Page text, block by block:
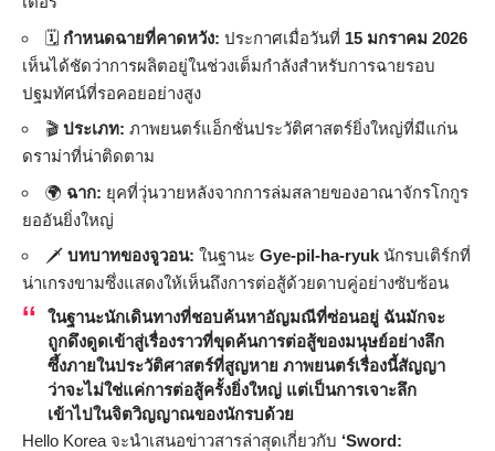
🗓️ กำหนดฉายที่คาดหวัง: ประกาศเมื่อวันที่ 15 มกราคม 2026
เห็นได้ชัดว่าการผลิตอยู่ในช่วงเต็มกำลังสำหรับการฉายรอบ
ปฐมทัศน์ที่รอคอยอย่างสูง
🎬 ประเภท: ภาพยนตร์แอ็กชั่นประวัติศาสตร์ยิ่งใหญ่ที่มีแก่น
ดราม่าที่น่าติดตาม
🌍 ฉาก: ยุคที่วุ่นวายหลังจากการล่มสลายของอาณาจักรโกกูร
ยออันยิ่งใหญ่
🗡️ บทบาทของจูวอน: ในฐานะ Gye-pil-ha-ryuk นักรบเติร์กที่
น่าเกรงขามซึ่งแสดงให้เห็นถึงการต่อสู้ด้วยดาบคู่อย่างซับซ้อน
ในฐานะนักเดินทางที่ชอบค้นหาอัญมณีที่ซ่อนอยู่ ฉันมักจะ
ถูกดึงดูดเข้าสู่เรื่องราวที่ขุดค้นการต่อสู้ของมนุษย์อย่างลึก
ซึ้งภายในประวัติศาสตร์ที่สูญหาย ภาพยนตร์เรื่องนี้สัญญา
ว่าจะไม่ใช่แค่การต่อสู้ครั้งยิ่งใหญ่ แต่เป็นการเจาะลึก
เข้าไปในจิตวิญญาณของนักรบด้วย
Hello Korea จะนำเสนอข่าวสารล่าสุดเกี่ยวกับ ‘Sword: